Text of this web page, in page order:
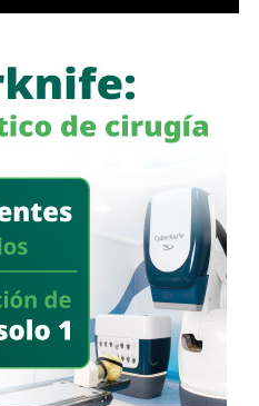
propiciar un ejercicio público
la fiesta de la Fenapo 2026